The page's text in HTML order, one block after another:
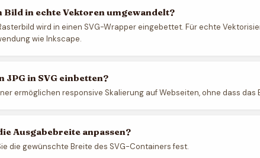
Bild in echte Vektoren umgewandelt?
wird in einen SVG-Wrapper eingebettet. Für echte
wie Inkscape.
JPG in SVG einbetten?
ermöglichen responsive Skalierung auf Webseiten, ohne dass das
Ausgabebreite anpassen?
die gewünschte Breite des SVG-Containers fest.